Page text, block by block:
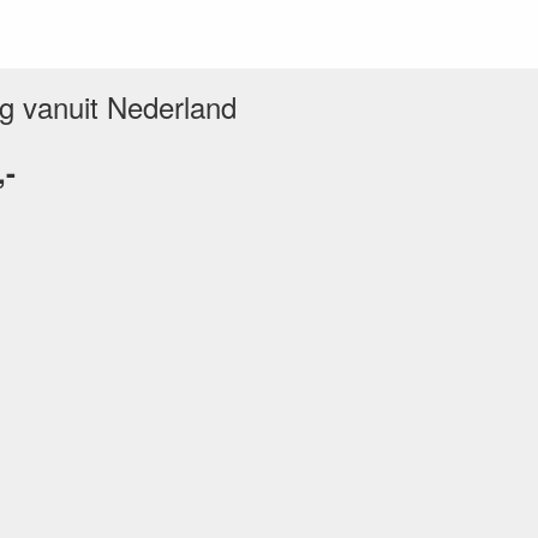
vanuit Nederland